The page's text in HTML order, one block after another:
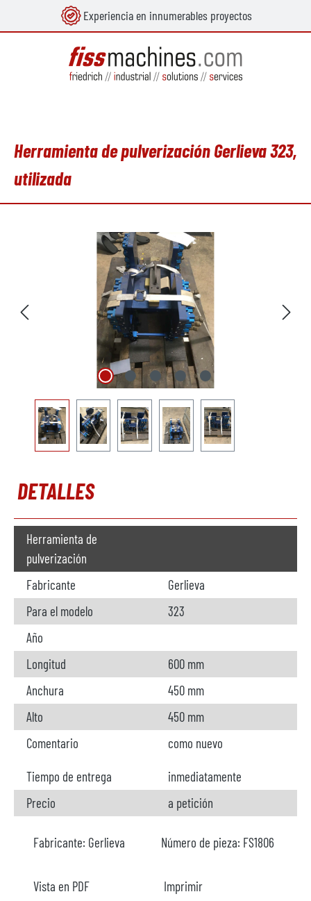
principal Experiencia en innumerables proyectos
Herramienta de pulverización Gerlieva 323,
utilizada
Omitir galería de imágenes
DETALLES
Herramienta de
pulverización
Fabricante
Gerlieva
Para el modelo
323
Año
Longitud
600 mm
Anchura
450 mm
Alto
450 mm
Comentario
como nuevo
Tiempo de entrega
inmediatamente
Precio
a petición
Fabricante: Gerlieva Número de pieza: FS1806
Vista en PDF Imprimir